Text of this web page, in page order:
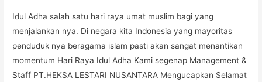
Idul Adha salah satu hari raya umat muslim bagi yang
menjalankan nya. Di negara kita Indonesia yang mayoritas
penduduk nya beragama islam pasti akan sangat menantikan
momentum Hari Raya Idul Adha Kami segenap Management &
Staff PT.HEKSA LESTARI NUSANTARA Mengucapkan Selamat